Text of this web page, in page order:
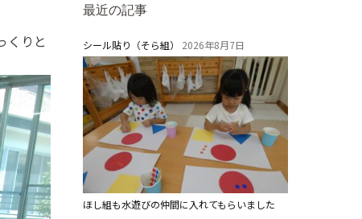
くりと
最近の記事
シール貼り（そら組） 2026年8月7日
ほし組も水遊びの仲間に入れてもらいました